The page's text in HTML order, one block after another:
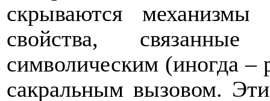
скрываются
свойства,
символическим (иногда
сакральным вызовом.